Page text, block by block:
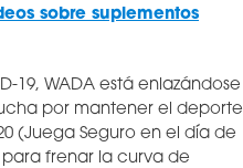
sobre suplementos
WADA está enlazándose
por mantener el deporte
(Juega Seguro en el día de
frenar la curva de